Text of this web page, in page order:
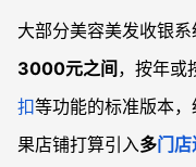
大部分美容美发收银系
3000元之间 ，按年或
扣等功能的标准版本
果店铺打算引入多门